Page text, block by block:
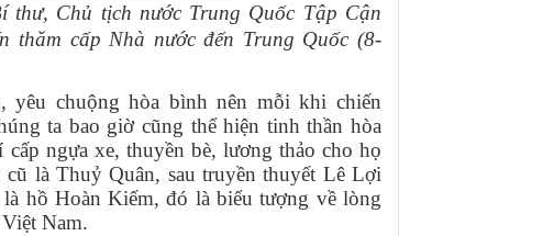
Chủ tịch nước Trung Quốc Tập Cận
thăm cấp Nhà nước đến Trung Quốc (8-
yêu chuộng hòa bình nên mỗi khi chiến
ta bao giờ cũng thể hiện tinh thần hòa
ngựa xe, thuyền bè, lương thảo cho họ
là Thuỷ Quân, sau truyền thuyết Lê Lợi
hồ Hoàn Kiếm, đó là biểu tượng về lòng
Nam.